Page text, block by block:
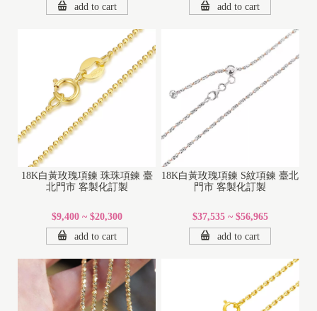
add to cart
add to cart
18K白黃玫瑰項鍊 珠珠項鍊 臺
北門市 客製化訂製
$9,400 ~ $20,300
add to cart
18K白黃玫瑰項鍊 S紋項鍊 臺北
門市 客製化訂製
$37,535 ~ $56,965
add to cart